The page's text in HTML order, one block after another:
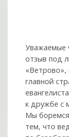
Уважаемые
отзыв под
«Ветрово»,
главной
к дружбе с
Мы боремся
тем, что